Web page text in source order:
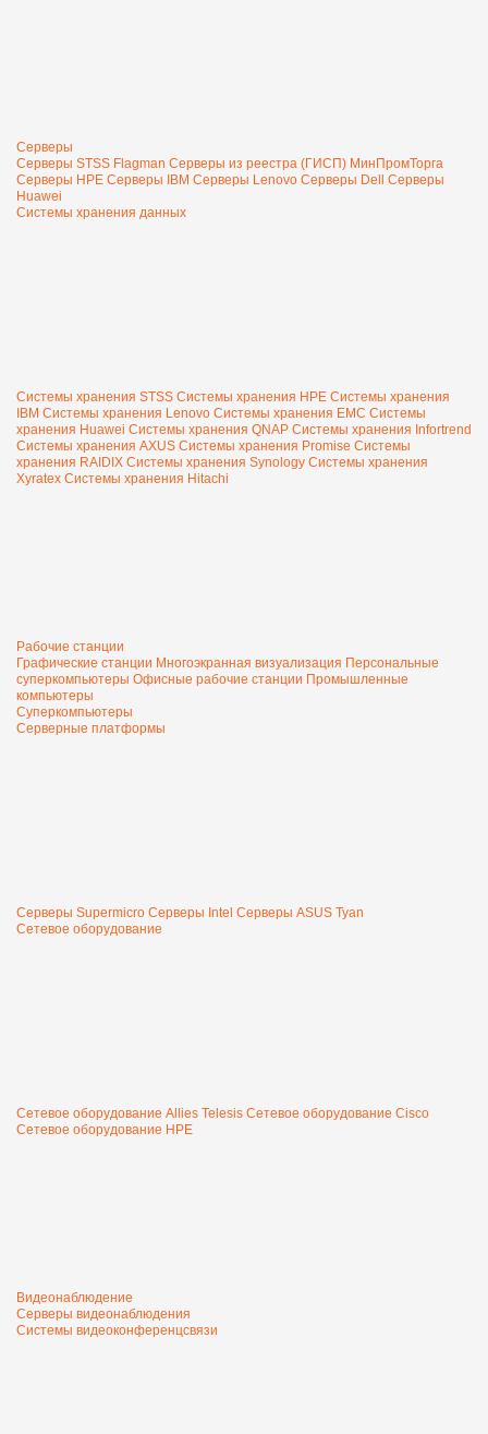
Серверы
Серверы STSS Flagman Серверы из реестра (ГИСП) МинПромТорга
Серверы HPE Серверы IBM Серверы Lenovo Серверы Dell Серверы
Huawei
Системы хранения данных
Системы хранения STSS Системы хранения HPE Системы хранения
IBM Системы хранения Lenovo Системы хранения EMC Системы
хранения Huawei Системы хранения QNAP Системы хранения Infortrend
Системы хранения AXUS Системы хранения Promise Системы
хранения RAIDIX Системы хранения Synology Системы хранения
Xyratex Системы хранения Hitachi
Рабочие станции
Графические станции Многоэкранная визуализация Персональные
суперкомпьютеры Офисные рабочие станции Промышленные
компьютеры
Суперкомпьютеры
Серверные платформы
Серверы Supermicro Серверы Intel Серверы ASUS Tyan
Сетевое оборудование
Сетевое оборудование Allies Telesis Сетевое оборудование Cisco
Сетевое оборудование HPE
Видеонаблюдение
Серверы видеонаблюдения
Системы видеоконференцсвязи